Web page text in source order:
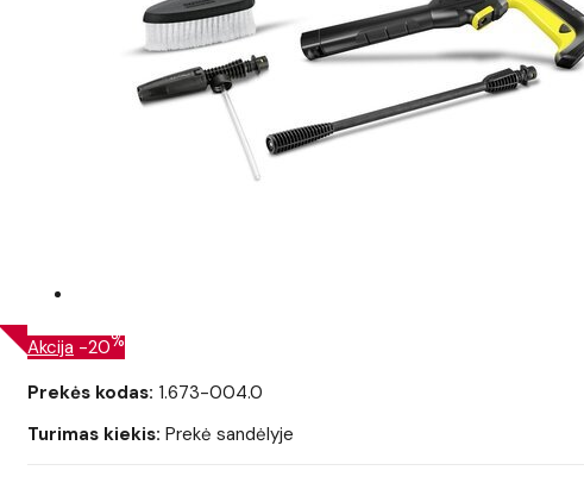
Akcija -20%
Prekės kodas: 1.673-004.0
Turimas kiekis: Prekė sandėlyje